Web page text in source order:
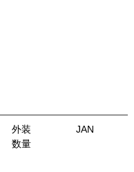
外装
数量
JAN